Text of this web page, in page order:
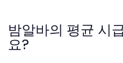
밤알바의 평균 시
요?